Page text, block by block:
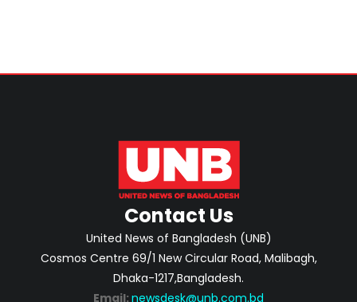
Contact Us
United News of Bangladesh (UNB)
Cosmos Centre 69/1 New Circular Road, Malibagh,
Dhaka-1217,Bangladesh.
Email: newsdesk@unb.com.bd